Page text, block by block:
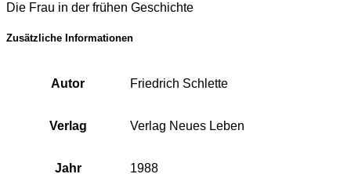
Die Frau in der frühen Geschichte
Zusätzliche Informationen
Autor Friedrich Schlette
Verlag Verlag Neues Leben
Jahr 1988